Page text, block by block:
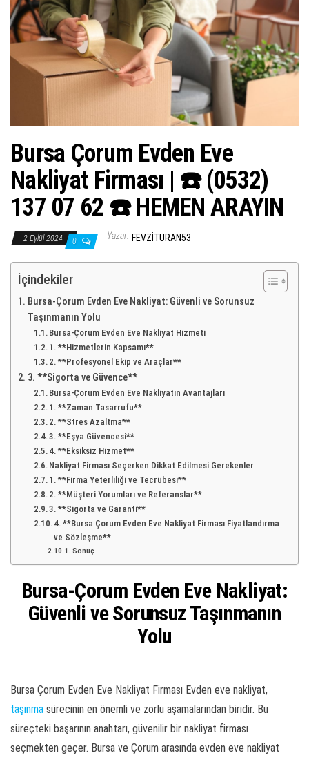
t
i
r
Bursa Çorum Evden Eve
Nakliyat Firması | ☎️ (0532)
137 07 62 ☎️ HEMEN ARAYIN
2 Eylül 2024 0 Yazar: FEVZITURAN53
İçindekiler
Bursa-Çorum Evden Eve Nakliyat: Güvenli ve Sorunsuz
Taşınmanın Yolu
Bursa-Çorum Evden Eve Nakliyat Hizmeti
1. **Hizmetlerin Kapsamı**
2. **Profesyonel Ekip ve Araçlar**
3. **Sigorta ve Güvence**
Bursa-Çorum Evden Eve Nakliyatın Avantajları
1. **Zaman Tasarrufu**
2. **Stres Azaltma**
3. **Eşya Güvencesi**
4. **Eksiksiz Hizmet**
Nakliyat Firması Seçerken Dikkat Edilmesi Gerekenler
1. **Firma Yeterliliği ve Tecrübesi**
2. **Müşteri Yorumları ve Referanslar**
3. **Sigorta ve Garanti**
4. **Bursa Çorum Evden Eve Nakliyat Firması Fiyatlandırma
ve Sözleşme**
Sonuç
Bursa-Çorum Evden Eve Nakliyat:
Güvenli ve Sorunsuz Taşınmanın
Yolu
Bursa Çorum Evden Eve Nakliyat Firması Evden eve nakliyat,
taşınma sürecinin en önemli ve zorlu aşamalarından biridir. Bu
süreçteki başarının anahtarı, güvenilir bir nakliyat firması
seçmekten geçer. Bursa ve Çorum arasında evden eve nakliyat